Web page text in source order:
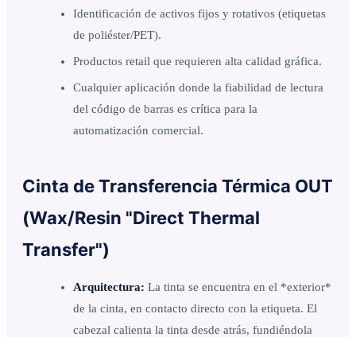
Identificación de activos fijos y rotativos (etiquetas
de poliéster/PET).
Productos retail que requieren alta calidad gráfica.
Cualquier aplicación donde la fiabilidad de lectura
del código de barras es crítica para la
automatización comercial.
Cinta de Transferencia Térmica OUT
(Wax/Resin "Direct Thermal
Transfer")
Arquitectura: La tinta se encuentra en el *exterior*
de la cinta, en contacto directo con la etiqueta. El
cabezal calienta la tinta desde atrás, fundiéndola